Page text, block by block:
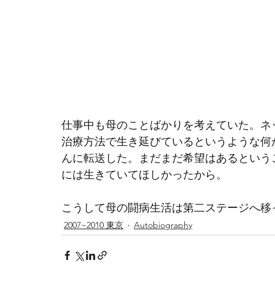
仕事中も母のことばかりを考えていた。
治療方法で生き延びているというような
んに転送した。まだまだ希望はあるとい
には生きていてほしかったから。
こうして母の闘病生活は第二ステージへ
2007~2010 東京 Autobiography